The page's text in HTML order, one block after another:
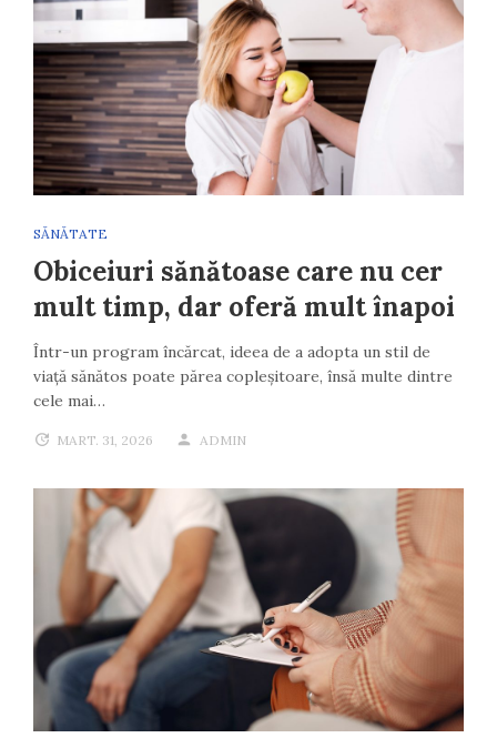
SĂNĂTATE
Obiceiuri sănătoase care nu cer
mult timp, dar oferă mult înapoi
Într-un program încărcat, ideea de a adopta un stil de
viață sănătos poate părea copleșitoare, însă multe dintre
cele mai…
MART. 31, 2026 ADMIN